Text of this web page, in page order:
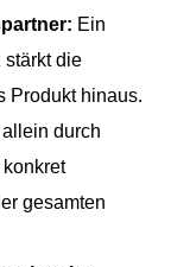
Ein
stärkt die
Produkt hinaus.
durch
gesamten